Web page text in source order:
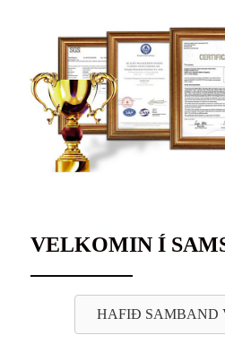
VELKOMIN Í
HAFIÐ SAMBAND